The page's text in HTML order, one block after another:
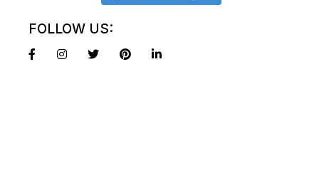
FOLLOW US: